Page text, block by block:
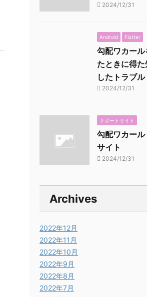
2024/12/31
Android Flutter
勾配ワカー
たときに得
したトラブル
2024/12/31
サポートサイト
勾配ワカー
サイト
2024/12/31
Archives
2022年12月
2022年11月
2022年10月
2022年9月
2022年8月
2022年7月